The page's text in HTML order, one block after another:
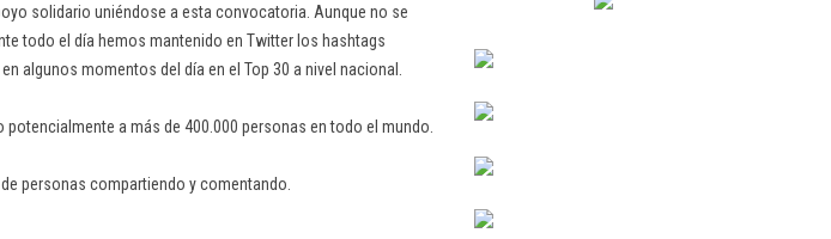
solidario uniéndose a esta convocatoria. Aunque no se
todo el día hemos mantenido en Twitter los hashtags
algunos momentos del día en el Top 30 a nivel nacional.
a más de 400.000 personas en todo el mundo.
personas compartiendo y comentando.